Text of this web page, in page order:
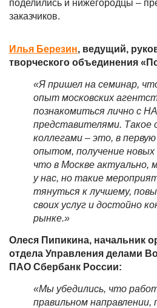
поделились и нижегородцы –
заказчиков.
Илья Березин, ведущий,
творческого объединения
«Я пришел на семинар,
опыт московских
познакомиться лично с
представителями. Такое
коллегами – это, в
опытом, получение новых
что в Москве актуально,
у нас, но такие
тянуться к лучшему,
своих услуг и достойно
рынке.»
Олеся Пипикина, начальник
отдела Управления делами
ПАО Сбербанк России:
«Мы убедились, что
правильном